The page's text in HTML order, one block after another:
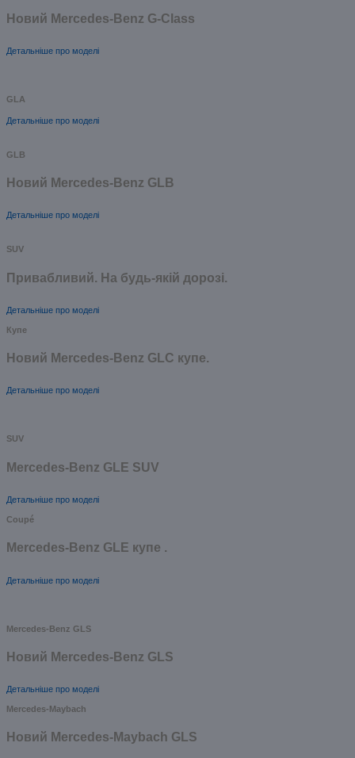
Новий Mercedes-Benz G-Class
Детальніше про моделі
GLA
Детальніше про моделі
GLB
Новий Mercedes-Benz GLB
Детальніше про моделі
SUV
Привабливий. На будь-якій дорозі.
Детальніше про моделі
Купе
Новий Mercedes-Benz GLС купе.
Детальніше про моделі
SUV
Mercedes-Benz GLE SUV
Детальніше про моделі
Coupé
Mercedes-Benz GLE купе .
Детальніше про моделі
Mercedes-Benz GLS
Новий Mercedes-Benz GLS
Детальніше про моделі
Mercedes-Maybach
Новий Mercedes-Maybach GLS